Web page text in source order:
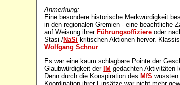
Anmerkung:
Eine besondere historische Merkwürdigkeit
in den regionalen Gremien - eine beachtliche
auf Weisung ihrer Führungsoffiziere oder
Stasi-/NaSi-kritischen Aktionen hervor.
Wolfgang Schnur
Es war eine kaum schlagbare Pointe der
Glaubwürdigkeit der IM gedachten Aktivitäten
Denn durch die Konspiration des MfS